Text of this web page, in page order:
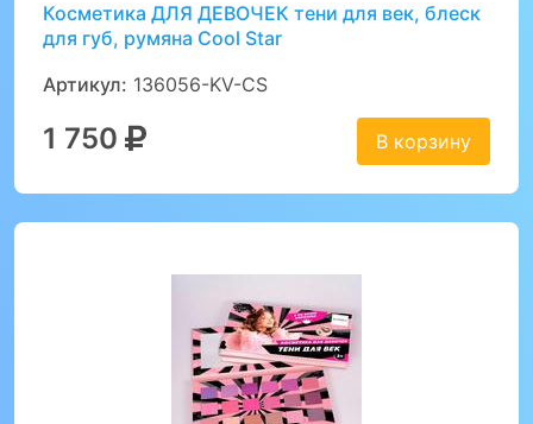
Косметика ДЛЯ ДЕВОЧЕК тени для век, блеск
для губ, румяна Cool Star
Артикул: 136056-KV-CS
1 750 В корзину